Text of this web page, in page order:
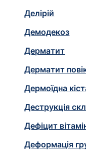
Делірій
Демодекоз
Дерматит
Дерматит
Дермоїдна
Деструкція
Дефіцит
Деформація